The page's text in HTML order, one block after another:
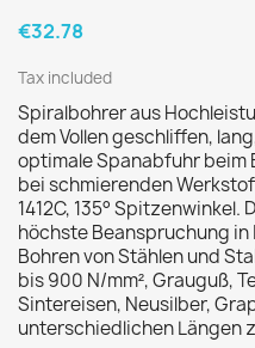
€32.78
Tax included
Spiralbohrer aus
dem Vollen geschliffen,
optimale Spanabfuhr beim
bei schmierenden
1412C, 135°
höchste Beanspruchung
Bohren von Stählen und
bis 900 N/mm², Grauguß,
Sintereisen, Neusilber,
unterschiedlichen Längen